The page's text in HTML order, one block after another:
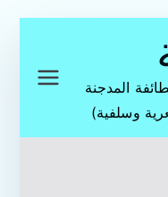
المدجنة
وسلفية)